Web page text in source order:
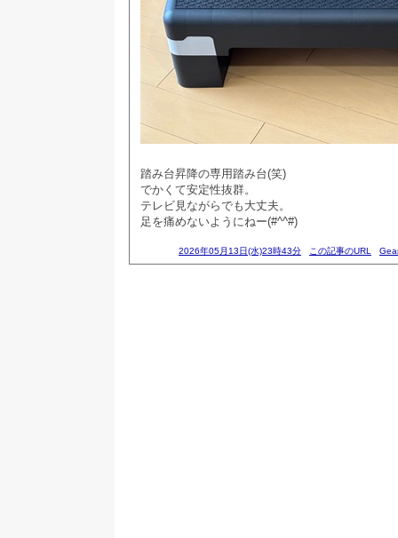
踏み台昇降の専用踏み台(笑)
でかくて安定性抜群。
テレビ見ながらでも大丈夫。
足を痛めないようにねー(#^^#)
2026年05月13日(水)23時43分 この記事のURL